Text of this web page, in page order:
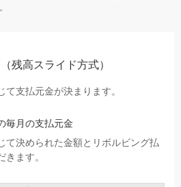
残高スライド方式）
支払元金が決まります。
毎月の支払元金
て決められた金額とリボルビング払
ます。